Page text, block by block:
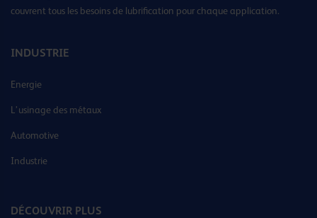
couvrent tous les besoins de lubrification pour chaque application.
INDUSTRIE
Energie
L’usinage des métaux
Automotive
Industrie
DÉCOUVRIR PLUS